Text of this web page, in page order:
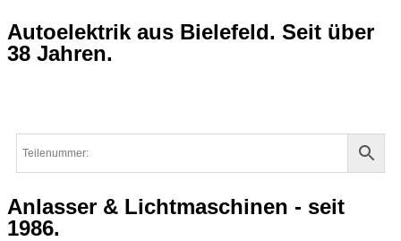
Autoelektrik aus Bielefeld. Seit über
38 Jahren.
Anlasser & Lichtmaschinen - seit
1986.